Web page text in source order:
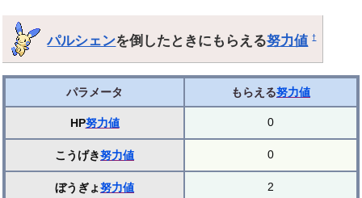
パルシェンを倒したときにもらえる努力値 †
パラメータ もらえる努力値
HP努力値 0
こうげき努力値 0
ぼうぎょ努力値 2